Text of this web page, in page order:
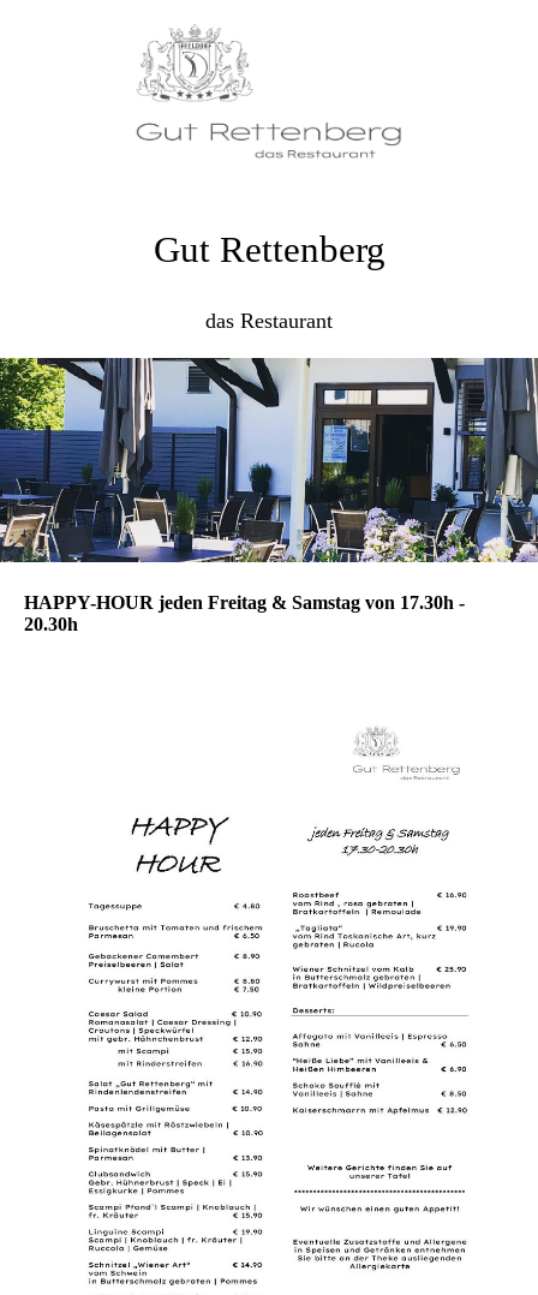
Gut Rettenberg
das Restaurant
HAPPY-HOUR jeden Freitag & Samstag von 17.30h -
20.30h